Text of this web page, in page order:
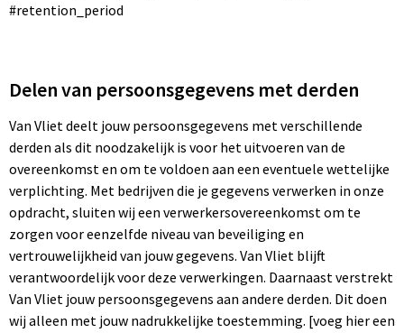
Golftassen
#retention_period
Delen van persoonsgegevens met derden
Van Vliet deelt jouw persoonsgegevens met verschillende
derden als dit noodzakelijk is voor het uitvoeren van de
overeenkomst en om te voldoen aan een eventuele wettelijke
verplichting. Met bedrijven die je gegevens verwerken in onze
opdracht, sluiten wij een verwerkersovereenkomst om te
zorgen voor eenzelfde niveau van beveiliging en
vertrouwelijkheid van jouw gegevens. Van Vliet blijft
verantwoordelijk voor deze verwerkingen. Daarnaast verstrekt
Van Vliet jouw persoonsgegevens aan andere derden. Dit doen
wij alleen met jouw nadrukkelijke toestemming. [voeg hier een